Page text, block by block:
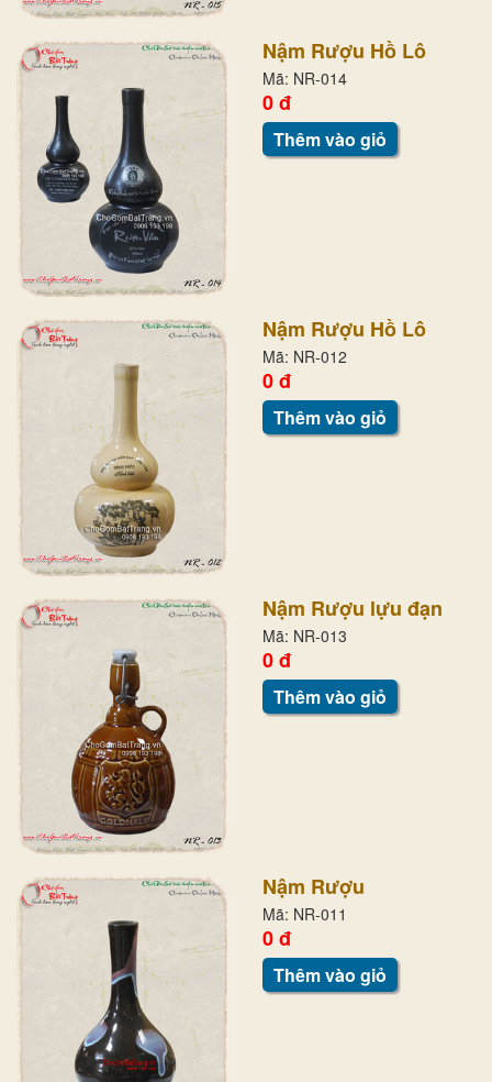
Nậm Rượu Hồ Lô
Mã: NR-014
0 đ
Thêm vào giỏ
Nậm Rượu Hồ Lô
Mã: NR-012
0 đ
Thêm vào giỏ
Nậm Rượu lựu đạn
Mã: NR-013
0 đ
Thêm vào giỏ
Nậm Rượu
Mã: NR-011
0 đ
Thêm vào giỏ